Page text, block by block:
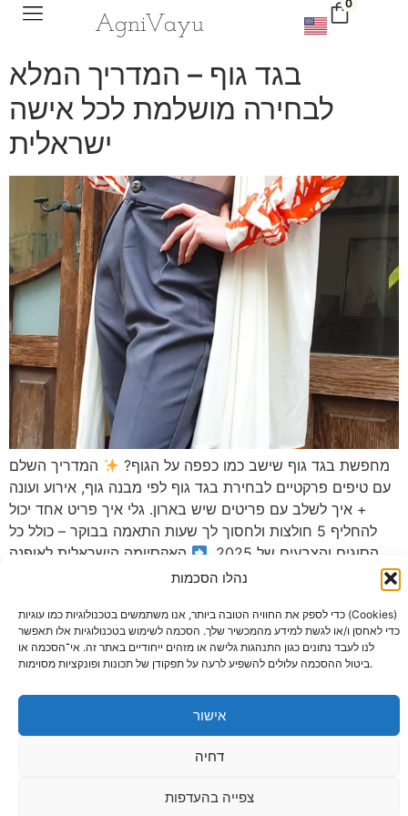
נהלו הסכמות
כדי לספק את החוויה הטובה ביותר, אנו משתמשים בטכנולוגיות כמו עוגיות (Cookies)
כדי לאחסן ו/או לגשת למידע מהמכשיר שלך. הסכמה לשימוש בטכנולוגיות אלו תאפשר
לנו לעבד נתונים כגון התנהגות גלישה או מזהים ייחודיים באתר זה. אי־הסכמה או
ביטול ההסכמה עלולים להשפיע לרעה על תפקודן של תכונות ופונקציות מסוימות.
אישור
דחיה
צפייה בהעדפות
0
AgniVayu
בגד גוף – המדריך המלא
לבחירה מושלמת לכל אישה
ישראלית
מחפשת בגד גוף שישב כמו כפפה על הגוף?
המדריך השלם
עם טיפים פרקטיים לבחירת בגד גוף לפי מבנה גוף, אירוע ועונה
+ איך לשלב עם פריטים שיש בארון. גלי איך פריט אחד יכול
להחליף 5 חולצות ולחסוך לך שעות התאמה בבוקר – כולל כל
הסוגים והצבעים של 2025.
האקסיומה הישראלית לאופנה
ביטולים והחזרות
מדיניות פרטיות
הירשמי עכשיו וקבלי 10% הנחה על ההזמנה הבאה שלך
כל הזכויות שמורות